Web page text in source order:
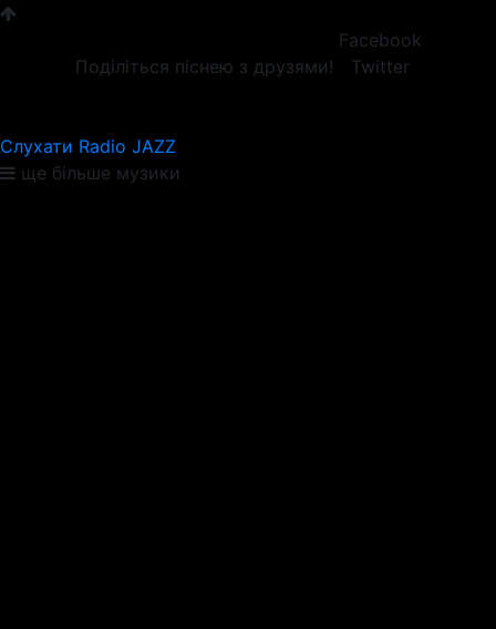
Поділіться піснею з друзями!
Facebook
Twitter
Слухати Radio JAZZ
ще більше музики